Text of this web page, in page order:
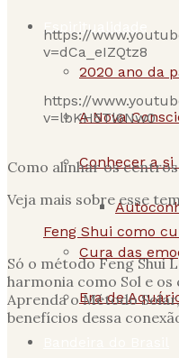
Espiritualidade
2020 ano da
A Nova
Conhecer a si
Cura das
Era de
https://
v=dCa_eIZQtz8
https://
v=lbKH5Tl6Nw0
Como alinhar os
Veja mais sobre esse
Feng Shui como
Só o método Feng Shui
harmonia como Sol e
Aprenda o Método
benefícios dessa